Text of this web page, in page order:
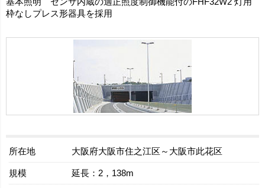
基本照明 センサ内蔵の適正照度制御機能付のFHF32W2 灯用
枠なしプレス形器具を採用
所在地 大阪府大阪市住之江区～大阪市此花区
規模 延長：2，138m